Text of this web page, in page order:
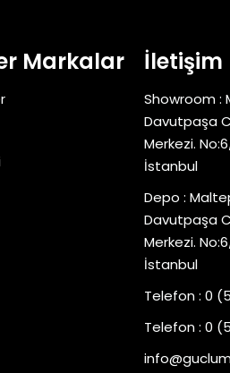
Markalar İletişim
Showroom :
Davutpaşa
Merkezi.
İstanbul
Depo :
Davutpaşa
Merkezi.
İstanbul
Telefon : 0
Telefon : 0